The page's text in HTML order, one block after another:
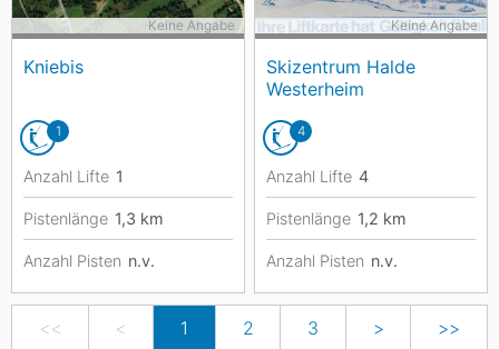
Kniebis
Keine Angabe
1
Anzahl Lifte 1
Pistenlänge 1,3 km
Anzahl Pisten n.v.
Skizentrum Halde
Westerheim
Keine Angabe
4
Anzahl Lifte 4
Pistenlänge 1,2 km
Anzahl Pisten n.v.
<< < 1 2 3 > >>